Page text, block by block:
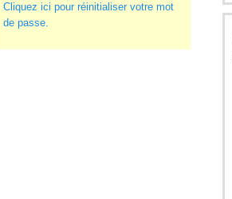
Cliquez ici pour réinitialiser votre mot
de passe.